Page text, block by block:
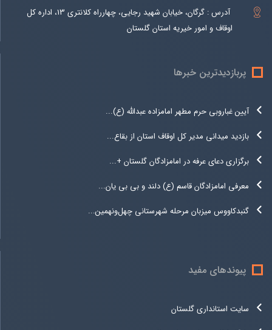
آدرس : گرگان، خیابان شهید رجایی، چهارراه کلانتری 13، اداره کل
اوقاف و امور خیریه استان گلستان
پربازدیدترین خبرها
آیین غباروبی حرم مطهر امامزاده عبدالله (ع)...
بازدید میدانی مدیر کل اوقاف استان از بقاع...
برگزاری دعای عرفه در امامزادگان گلستان +...
معرفی امامزادگان قاسم (ع) دلند و بی بی یان...
گنبدکاووس میزبان مرحله شهرستانی چهل‌ونهمین...
پیوندهای مفید
سایت استانداری گلستان